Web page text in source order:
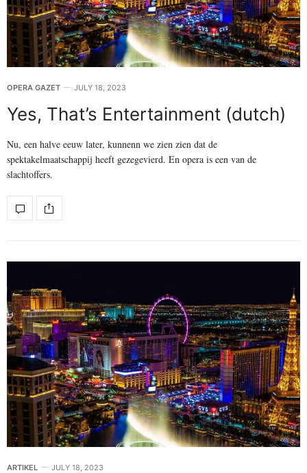
OPERA GAZET JULY 18, 2023
Yes, That’s Entertainment (dutch)
Nu, een halve eeuw later, kunnenn we zien zien dat de
spektakelmaatschappij heeft gezegevierd. En opera is een van de
slachtoffers.
ARTIKEL JULY 18, 2023